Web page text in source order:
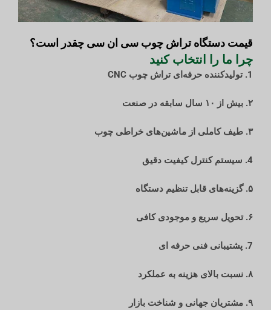
قیمت دستگاه تراش چوب سی ان سی چقدر است؟
چرا ما را انتخاب کنید
1. تولیدکننده حرفه‌ای تراش چوب CNC
۲. بیش از ۱۰ سال سابقه در صنعت
۳. طیف کاملی از ماشین‌های خراطی چوب
4. سیستم کنترل کیفیت دقیق
۵. گزینه‌های قابل تنظیم دستگاه
۶. تحویل سریع و موجودی کافی
7. پشتیبانی فنی حرفه ای
۸. نسبت بالای هزینه به عملکرد
۹. مشتریان جهانی و شناخت بازار